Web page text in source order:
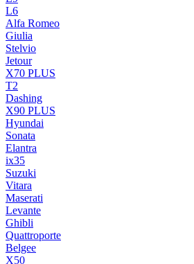
L6
Alfa Romeo
Giulia
Stelvio
Jetour
X70 PLUS
T2
Dashing
X90 PLUS
Hyundai
Sonata
Elantra
ix35
Suzuki
Vitara
Maserati
Levante
Ghibli
Quattroporte
Belgee
X50